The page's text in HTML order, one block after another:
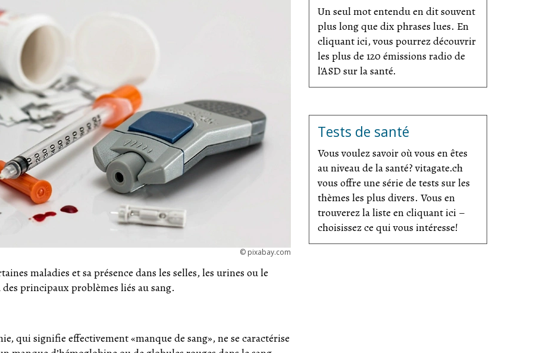
© pixabay.com
maladies et sa présence dans les selles, les urines ou le
principaux problèmes liés au sang.
qui signifie effectivement «manque de sang», ne se caractérise
Un seul mot entendu en dit souvent
plus long que dix phrases lues. En
cliquant ici, vous pourrez découvrir
les plus de 120 émissions radio de
l'ASD sur la santé.
Tests de santé
Vous voulez savoir où vous en êtes
au niveau de la santé? vitagate.ch
vous offre une série de tests sur les
thèmes les plus divers. Vous en
trouverez la liste en cliquant ici –
choisissez ce qui vous intéresse!